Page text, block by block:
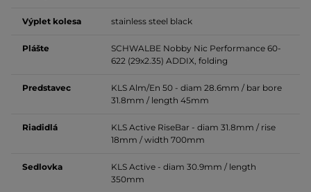
Výplet kolesa stainless steel black
Plášte
SCHWALBE Nobby Nic Performance 60-
622 (29x2.35) ADDIX, folding
Predstavec
KLS Alm/En 50 - diam 28.6mm / bar bore
31.8mm / length 45mm
Riadidlá
KLS Active RiseBar - diam 31.8mm / rise
18mm / width 700mm
Sedlovka
KLS Active - diam 30.9mm / length
350mm